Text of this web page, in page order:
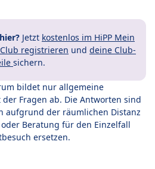
Jetzt kostenlos im HiPP Mein
registrieren und deine Club-
sichern.
bildet nur allgemeine
Fragen ab. Die Antworten sind
aufgrund der räumlichen Distanz
Beratung für den Einzelfall
ersetzen.